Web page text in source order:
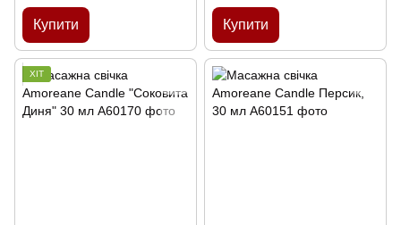
Купити Купити
ХІТ